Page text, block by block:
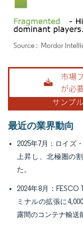
画像 © Mordor
最近の業界動向
2025年7月：ロイズ
上昇し、北極圏の
た。
2024年8月：FESCO
ミナルの拡張に
露間のコンテナ輸送